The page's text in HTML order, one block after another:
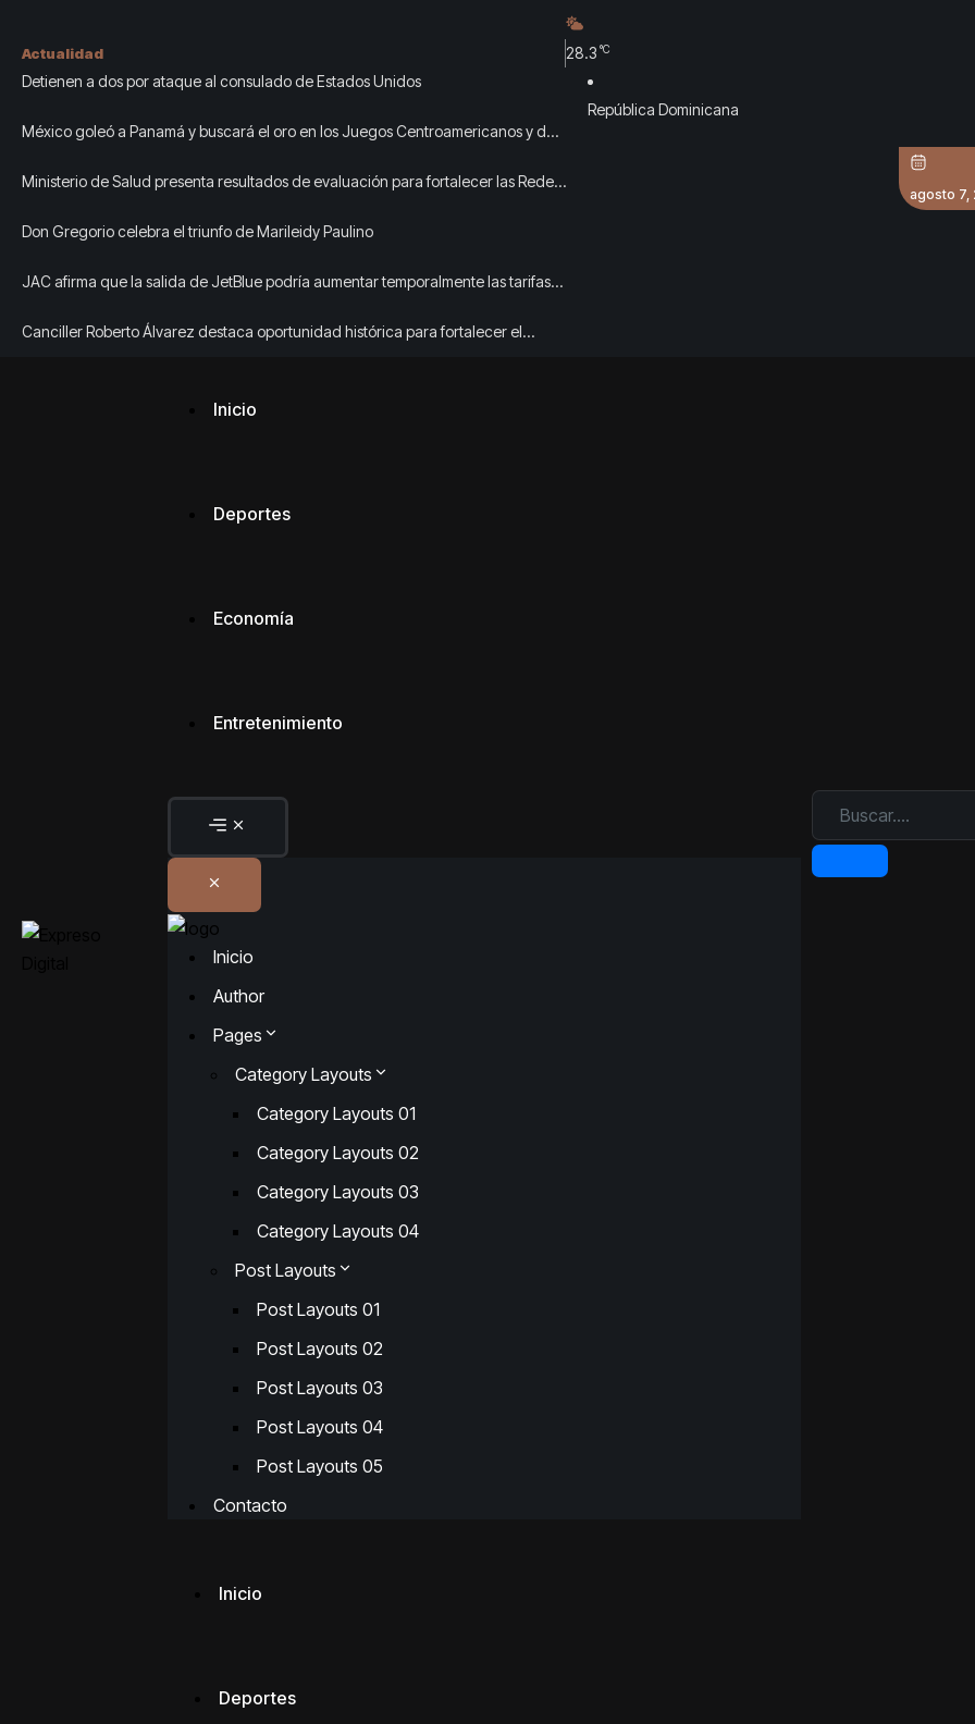
Actualidad
Detienen a dos por ataque al consulado de Estados Unidos
México goleó a Panamá y buscará el oro en los Juegos Centroamericanos y del
Ministerio de Salud presenta resultados de evaluación para fortalecer las Redes
Don Gregorio celebra el triunfo de Marileidy Paulino
JAC afirma que la salida de JetBlue podría aumentar temporalmente las tarifas
Canciller Roberto Álvarez destaca oportunidad histórica para fortalecer el
28.3 °C
República Dominicana
agosto 7,
Inicio
Deportes
Economía
Entretenimiento
Inicio
Author
Pages
Category Layouts
Category Layouts 01
Category Layouts 02
Category Layouts 03
Category Layouts 04
Post Layouts
Post Layouts 01
Post Layouts 02
Post Layouts 03
Post Layouts 04
Post Layouts 05
Contacto
Inicio
Deportes